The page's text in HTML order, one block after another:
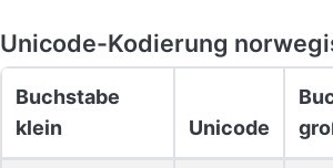
Unicode-Kodierung
Buchstabe
klein
Unicode